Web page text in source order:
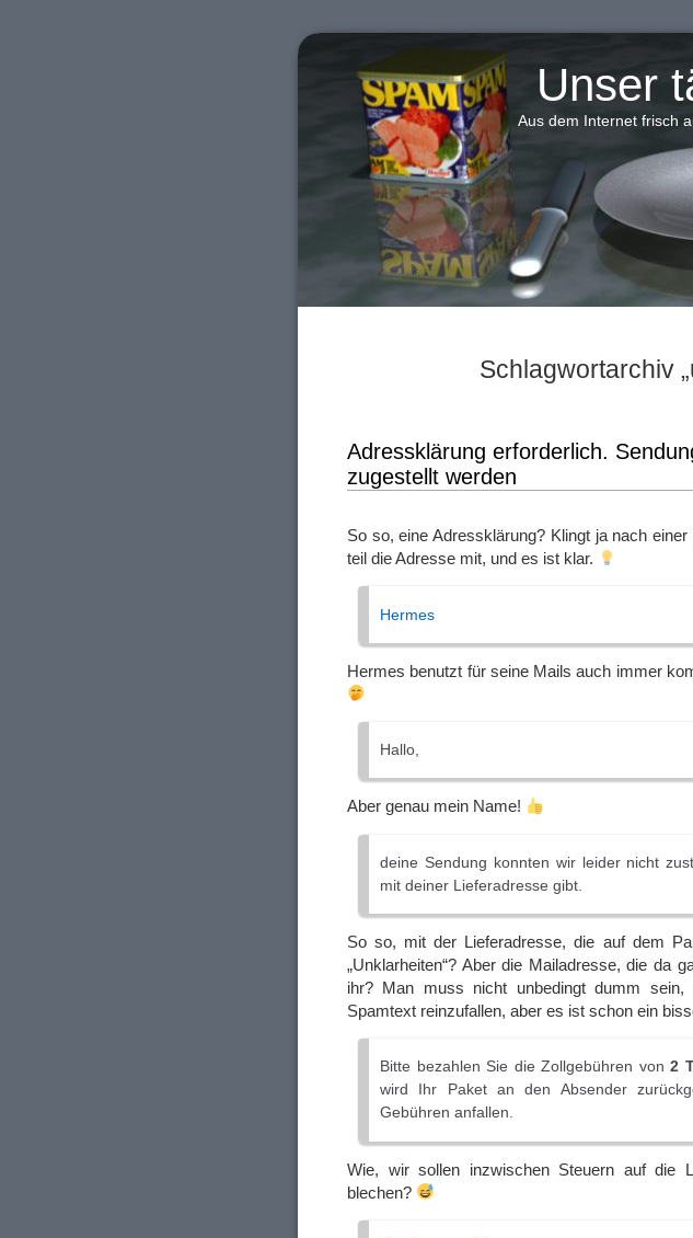
Unser
Aus dem Internet frisch
Schlagwortarchiv
Adressklärung erforderlich.
zugestellt werden
So so, eine Adressklärung? Klingt ja nach
teil die Adresse mit, und es ist klar.
Hermes
Hermes benutzt für seine Mails auch immer
Hallo,
Aber genau mein Name!
deine Sendung konnten wir leider nicht
mit deiner Lieferadresse gibt.
So so, mit der Lieferadresse, die auf dem
„Unklarheiten“? Aber die Mailadresse, die da
ihr? Man muss nicht unbedingt dumm
Spamtext reinzufallen, aber es ist schon ein
Bitte bezahlen Sie die Zollgebühren von2
wird Ihr Paket an den Absender
Gebühren anfallen.
Wie, wir sollen inzwischen Steuern auf die
blechen?